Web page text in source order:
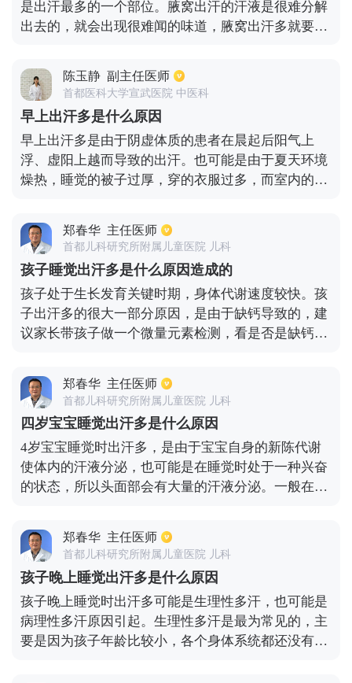
是出汗最多的一个部位。腋窝出汗的汗液是很难分解
出去的，就会出现很难闻的味道，腋窝出汗多就要勤
据具体的原因来采取相对的措施。腋窝的结构很复
杂，有大量的汗腺，汗腺是人体重要的泌汗结构，所
以人一热就会出汗，一出汗腋窝就是出汗做多的部
位。但不是每个人一运动都有腋窝出汗多的现象，这
是根据每个人不同的体质来定的。
陈玉静 副主任医师
首都医科大学宣武医院 中医科
早上出汗多是什么原因
早上出汗多是由于阴虚体质的患者在晨起后阳气上
浮、虚阳上越而导致的出汗。也可能是由于夏天环境
燥热，睡觉的被子过厚，穿的衣服过多，而室内的温
阳气虚弱的患者由于体虚、阳不固汗，所以容易感
冒、出汗，应该在日常的生活当中合理的饮食，多吃
山药、枸杞子、蘑菇、菠萝、苹果、芡实、豆制品
等，规律的作息、适当的运动，能够有效改善出汗的
现象。
郑春华 主任医师
首都儿科研究所附属儿童医院 儿科
孩子睡觉出汗多是什么原因造成的
孩子处于生长发育关键时期，身体代谢速度较快。孩
子出汗多的很大一部分原因，是由于缺钙导致的，建
议家长带孩子做一个微量元素检测，看是否是缺钙引
必要时需进行补充一些维生素和钙，其他因素也可能
是感染结核病，建议家长带孩子去正规医院做相关检
查。
郑春华 主任医师
首都儿科研究所附属儿童医院 儿科
四岁宝宝睡觉出汗多是什么原因
4岁宝宝睡觉时出汗多，是由于宝宝自身的新陈代谢
使体内的汗液分泌，也可能是在睡觉时处于一种兴奋
的状态，所以头面部会有大量的汗液分泌。一般在宝
逐渐恢复正常。也有的宝宝睡眠时间紊乱，所以导致
植物神经功能也出现紊乱，从而导致出汗多的情况。
家长还要注意宝宝是否缺钙，以免引起佝偻病、低血
糖等疾病，而导致宝宝出汗多的情况。
郑春华 主任医师
首都儿科研究所附属儿童医院 儿科
孩子晚上睡觉出汗多是什么原因
孩子晚上睡觉时出汗多可能是生理性多汗，也可能是
病理性多汗原因引起。生理性多汗是最为常见的，主
要是因为孩子年龄比较小，各个身体系统都还没有发